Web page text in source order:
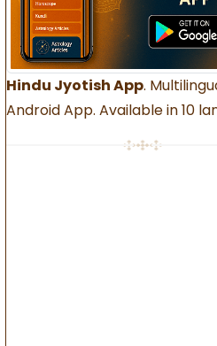
Hindu Jyotish App.
Android App. Available in 10